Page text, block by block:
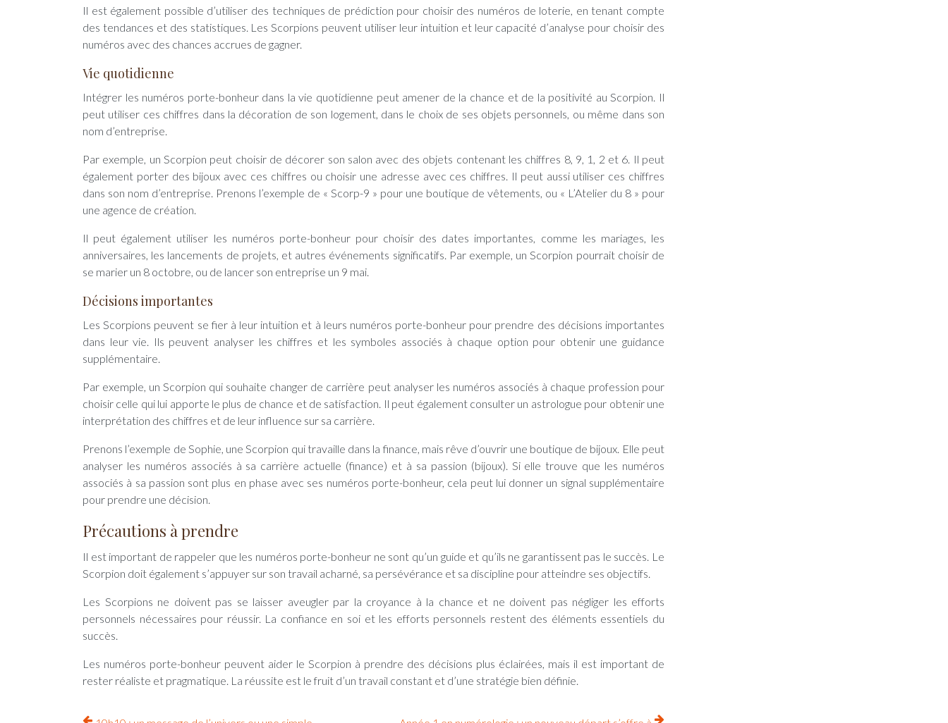
Il est également possible d’utiliser des techniques de prédiction pour choisir des numéros de loterie, en tenant compte
des tendances et des statistiques. Les Scorpions peuvent utiliser leur intuition et leur capacité d’analyse pour choisir des
numéros avec des chances accrues de gagner.
Vie quotidienne
Intégrer les numéros porte-bonheur dans la vie quotidienne peut amener de la chance et de la positivité au Scorpion. Il
peut utiliser ces chiffres dans la décoration de son logement, dans le choix de ses objets personnels, ou même dans son
nom d’entreprise.
Par exemple, un Scorpion peut choisir de décorer son salon avec des objets contenant les chiffres 8, 9, 1, 2 et 6. Il peut
également porter des bijoux avec ces chiffres ou choisir une adresse avec ces chiffres. Il peut aussi utiliser ces chiffres
dans son nom d’entreprise. Prenons l’exemple de « Scorp-9 » pour une boutique de vêtements, ou « L’Atelier du 8 » pour
une agence de création.
Il peut également utiliser les numéros porte-bonheur pour choisir des dates importantes, comme les mariages, les
anniversaires, les lancements de projets, et autres événements significatifs. Par exemple, un Scorpion pourrait choisir de
se marier un 8 octobre, ou de lancer son entreprise un 9 mai.
Décisions importantes
Les Scorpions peuvent se fier à leur intuition et à leurs numéros porte-bonheur pour prendre des décisions importantes
dans leur vie. Ils peuvent analyser les chiffres et les symboles associés à chaque option pour obtenir une guidance
supplémentaire.
Par exemple, un Scorpion qui souhaite changer de carrière peut analyser les numéros associés à chaque profession pour
choisir celle qui lui apporte le plus de chance et de satisfaction. Il peut également consulter un astrologue pour obtenir une
interprétation des chiffres et de leur influence sur sa carrière.
Prenons l’exemple de Sophie, une Scorpion qui travaille dans la finance, mais rêve d’ouvrir une boutique de bijoux. Elle peut
analyser les numéros associés à sa carrière actuelle (finance) et à sa passion (bijoux). Si elle trouve que les numéros
associés à sa passion sont plus en phase avec ses numéros porte-bonheur, cela peut lui donner un signal supplémentaire
pour prendre une décision.
Précautions à prendre
Il est important de rappeler que les numéros porte-bonheur ne sont qu’un guide et qu’ils ne garantissent pas le succès. Le
Scorpion doit également s’appuyer sur son travail acharné, sa persévérance et sa discipline pour atteindre ses objectifs.
Les Scorpions ne doivent pas se laisser aveugler par la croyance à la chance et ne doivent pas négliger les efforts
personnels nécessaires pour réussir. La confiance en soi et les efforts personnels restent des éléments essentiels du
succès.
Les numéros porte-bonheur peuvent aider le Scorpion à prendre des décisions plus éclairées, mais il est important de
rester réaliste et pragmatique. La réussite est le fruit d’un travail constant et d’une stratégie bien définie.